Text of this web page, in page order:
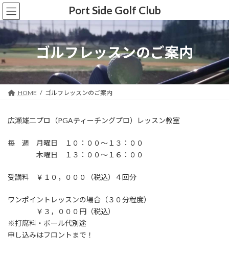
コ
ン
テ
ツ
へ
ス
ッ
ナ
ビ
ゲ
シ
ョ
ン
移
Port Side Golf Club
ゴルフレッスンのご案内
HOME ゴルフレッスンのご案内
広瀬雄二プロ（PGAティーチングプロ）レッスン教室
毎 週 月曜日 １０：００～１３：００
木曜日 １３：００～１６：００
受講料 ￥１０，０００（税込）４回分
ワンポイントレッスンの場合（３０分程度）
￥３，０００円（税込）
※打席料・ボール代別途
申し込みはフロントまで！